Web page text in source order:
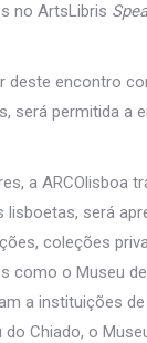
no ArtsLibris
deste encontro
será permitida a
a ARCOlisboa
será
coleções
como o Museu
a instituições
Chiado, o